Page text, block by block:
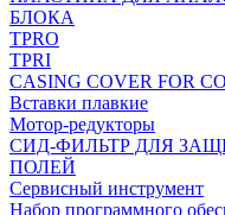
БЛОКА
TPRO
TPRI
CASING COVER FOR
Вставки плавкие
Мотор-редукторы
СИД-ФИЛЬТР ДЛЯ
ПОЛЕЙ
Сервисный инструмент
Набор программного